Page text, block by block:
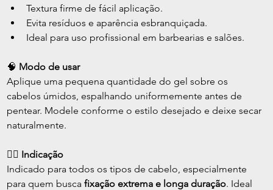
Textura firme de fácil aplicação.
Evita resíduos e aparência esbranquiçada.
Ideal para uso profissional em barbearias e salões.
🧠 Modo de usar
Aplique uma pequena quantidade do gel sobre os
cabelos úmidos, espalhando uniformemente antes de
pentear. Modele conforme o estilo desejado e deixe secar
naturalmente.
💇‍♂️ Indicação
Indicado para todos os tipos de cabelo, especialmente
para quem busca fixação extrema e longa duração. Ideal